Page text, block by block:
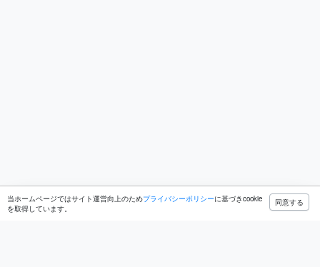
当ホームページではサイト運営向上のためプライバシーポリシーに基づきcookie
を取得しています。
同意する